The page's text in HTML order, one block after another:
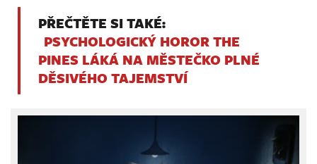
PŘEČTĚTE SI TAKÉ:
PSYCHOLOGICKÝ HOROR THE
PINES LÁKÁ NA MĚSTEČKO PLNÉ
DĚSIVÉHO TAJEMSTVÍ